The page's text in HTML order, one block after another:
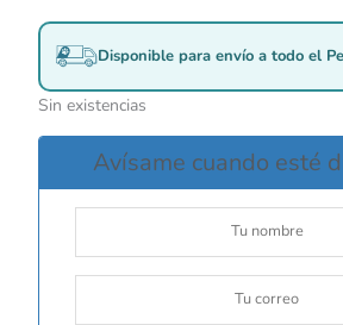
Disponible para envío a todo el
Sin existencias
Avísame cuando esté